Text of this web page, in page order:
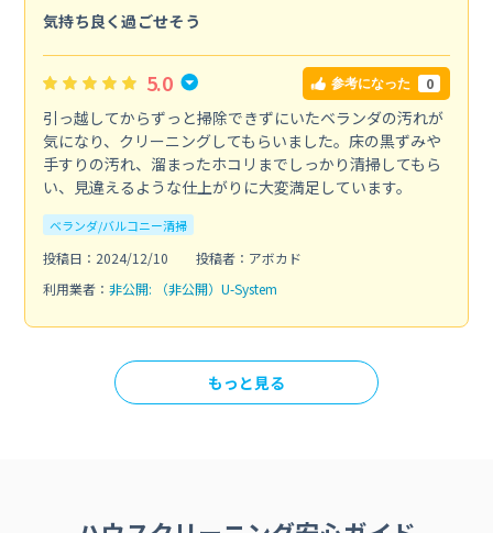
気持ち良く過ごせそう
5.0 参考になった 0
引っ越してからずっと掃除できずにいたベランダの汚れが
気になり、クリーニングしてもらいました。床の黒ずみや
手すりの汚れ、溜まったホコリまでしっかり清掃してもら
い、見違えるような仕上がりに大変満足しています。
ベランダ/バルコニー清掃
投稿日：2024/12/10
投稿者：アボカド
利用業者： 非公開: （非公開）U-System
もっと見る